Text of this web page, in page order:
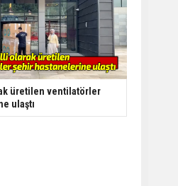
üretilen ventilatörler
ulaştı